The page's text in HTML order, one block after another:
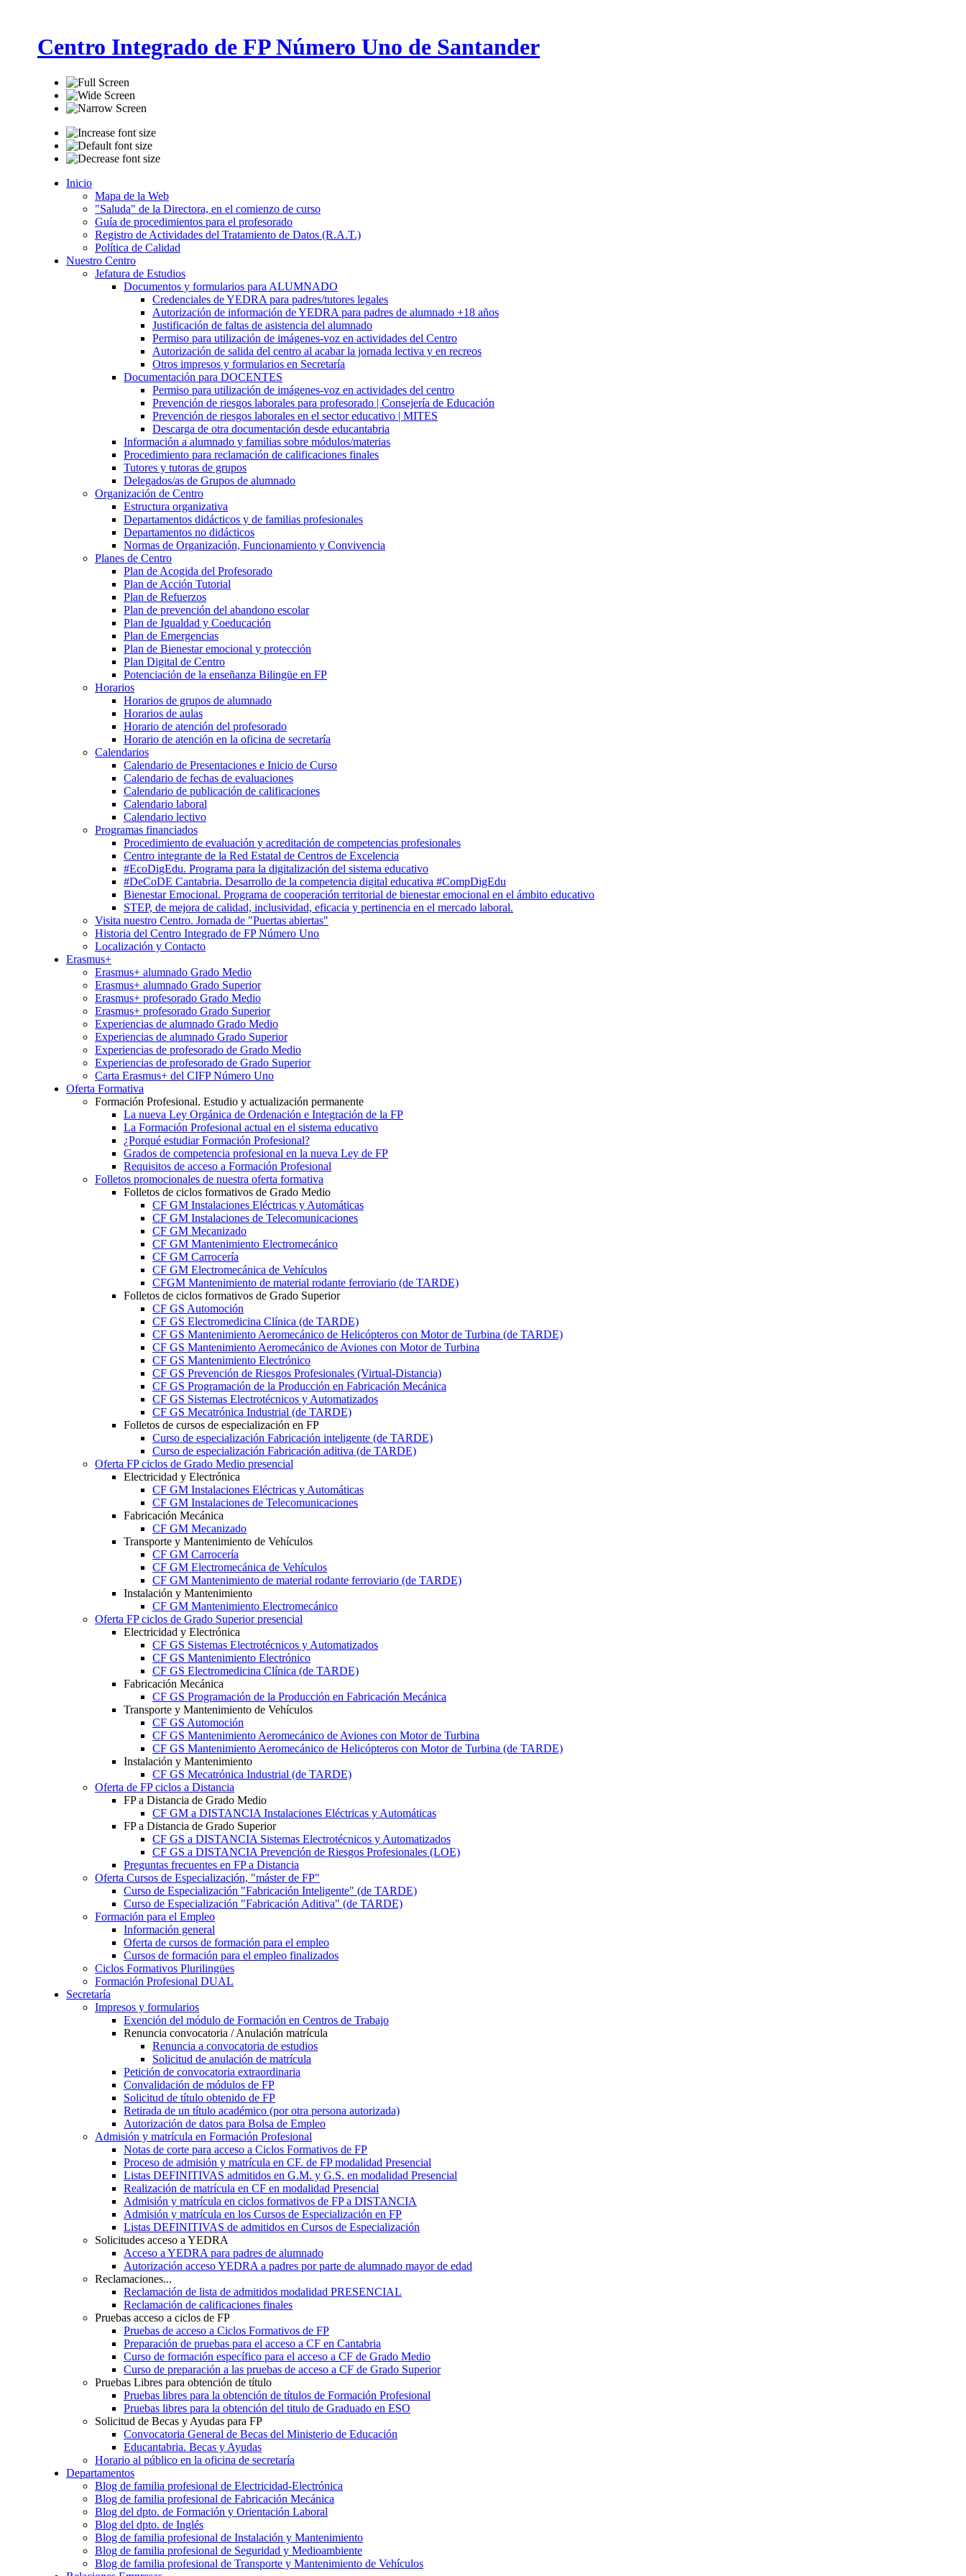
Centro Integrado de FP Número Uno de Santander
Inicio
Mapa de la Web
"Saluda" de la Directora, en el comienzo de curso
Guía de procedimientos para el profesorado
Registro de Actividades del Tratamiento de Datos (R.A.T.)
Política de Calidad
Nuestro Centro
Jefatura de Estudios
Documentos y formularios para ALUMNADO
Credenciales de YEDRA para padres/tutores legales
Autorización de información de YEDRA para padres de alumnado +18 años
Justificación de faltas de asistencia del alumnado
Permiso para utilización de imágenes-voz en actividades del Centro
Autorización de salida del centro al acabar la jornada lectiva y en recreos
Otros impresos y formularios en Secretaría
Documentación para DOCENTES
Permiso para utilización de imágenes-voz en actividades del centro
Prevención de riesgos laborales para profesorado | Consejería de Educación
Prevención de riesgos laborales en el sector educativo | MITES
Descarga de otra documentación desde educantabria
Información a alumnado y familias sobre módulos/materias
Procedimiento para reclamación de calificaciones finales
Tutores y tutoras de grupos
Delegados/as de Grupos de alumnado
Organización de Centro
Estructura organizativa
Departamentos didácticos y de familias profesionales
Departamentos no didácticos
Normas de Organización, Funcionamiento y Convivencia
Planes de Centro
Plan de Acogida del Profesorado
Plan de Acción Tutorial
Plan de Refuerzos
Plan de prevención del abandono escolar
Plan de Igualdad y Coeducación
Plan de Emergencias
Plan de Bienestar emocional y protección
Plan Digital de Centro
Potenciación de la enseñanza Bilingüe en FP
Horarios
Horarios de grupos de alumnado
Horarios de aulas
Horario de atención del profesorado
Horario de atención en la oficina de secretaría
Calendarios
Calendario de Presentaciones e Inicio de Curso
Calendario de fechas de evaluaciones
Calendario de publicación de calificaciones
Calendario laboral
Calendario lectivo
Programas financiados
Procedimiento de evaluación y acreditación de competencias profesionales
Centro integrante de la Red Estatal de Centros de Excelencia
#EcoDigEdu. Programa para la digitalización del sistema educativo
#DeCoDE Cantabria. Desarrollo de la competencia digital educativa #CompDigEdu
Bienestar Emocional. Programa de cooperación territorial de bienestar emocional en el ámbito educativo
STEP, de mejora de calidad, inclusividad, eficacia y pertinencia en el mercado laboral.
Visita nuestro Centro. Jornada de "Puertas abiertas"
Historia del Centro Integrado de FP Número Uno
Localización y Contacto
Erasmus+
Erasmus+ alumnado Grado Medio
Erasmus+ alumnado Grado Superior
Erasmus+ profesorado Grado Medio
Erasmus+ profesorado Grado Superior
Experiencias de alumnado Grado Medio
Experiencias de alumnado Grado Superior
Experiencias de profesorado de Grado Medio
Experiencias de profesorado de Grado Superior
Carta Erasmus+ del CIFP Número Uno
Oferta Formativa
Formación Profesional. Estudio y actualización permanente
La nueva Ley Orgánica de Ordenación e Integración de la FP
La Formación Profesional actual en el sistema educativo
¿Porqué estudiar Formación Profesional?
Grados de competencia profesional en la nueva Ley de FP
Requisitos de acceso a Formación Profesional
Folletos promocionales de nuestra oferta formativa
Folletos de ciclos formativos de Grado Medio
CF GM Instalaciones Eléctricas y Automáticas
CF GM Instalaciones de Telecomunicaciones
CF GM Mecanizado
CF GM Mantenimiento Electromecánico
CF GM Carrocería
CF GM Electromecánica de Vehículos
CFGM Mantenimiento de material rodante ferroviario (de TARDE)
Folletos de ciclos formativos de Grado Superior
CF GS Automoción
CF GS Electromedicina Clínica (de TARDE)
CF GS Mantenimiento Aeromecánico de Helicópteros con Motor de Turbina (de TARDE)
CF GS Mantenimiento Aeromecánico de Aviones con Motor de Turbina
CF GS Mantenimiento Electrónico
CF GS Prevención de Riesgos Profesionales (Virtual-Distancia)
CF GS Programación de la Producción en Fabricación Mecánica
CF GS Sistemas Electrotécnicos y Automatizados
CF GS Mecatrónica Industrial (de TARDE)
Folletos de cursos de especialización en FP
Curso de especialización Fabricación inteligente (de TARDE)
Curso de especialización Fabricación aditiva (de TARDE)
Oferta FP ciclos de Grado Medio presencial
Electricidad y Electrónica
CF GM Instalaciones Eléctricas y Automáticas
CF GM Instalaciones de Telecomunicaciones
Fabricación Mecánica
CF GM Mecanizado
Transporte y Mantenimiento de Vehículos
CF GM Carrocería
CF GM Electromecánica de Vehículos
CF GM Mantenimiento de material rodante ferroviario (de TARDE)
Instalación y Mantenimiento
CF GM Mantenimiento Electromecánico
Oferta FP ciclos de Grado Superior presencial
Electricidad y Electrónica
CF GS Sistemas Electrotécnicos y Automatizados
CF GS Mantenimiento Electrónico
CF GS Electromedicina Clínica (de TARDE)
Fabricación Mecánica
CF GS Programación de la Producción en Fabricación Mecánica
Transporte y Mantenimiento de Vehículos
CF GS Automoción
CF GS Mantenimiento Aeromecánico de Aviones con Motor de Turbina
CF GS Mantenimiento Aeromecánico de Helicópteros con Motor de Turbina (de TARDE)
Instalación y Mantenimiento
CF GS Mecatrónica Industrial (de TARDE)
Oferta de FP ciclos a Distancia
FP a Distancia de Grado Medio
CF GM a DISTANCIA Instalaciones Eléctricas y Automáticas
FP a Distancia de Grado Superior
CF GS a DISTANCIA Sistemas Electrotécnicos y Automatizados
CF GS a DISTANCIA Prevención de Riesgos Profesionales (LOE)
Preguntas frecuentes en FP a Distancia
Oferta Cursos de Especialización, "máster de FP"
Curso de Especialización "Fabricación Inteligente" (de TARDE)
Curso de Especialización "Fabricación Aditiva" (de TARDE)
Formación para el Empleo
Información general
Oferta de cursos de formación para el empleo
Cursos de formación para el empleo finalizados
Ciclos Formativos Plurilingües
Formación Profesional DUAL
Secretaría
Impresos y formularios
Exención del módulo de Formación en Centros de Trabajo
Renuncia convocatoria / Anulación matrícula
Renuncia a convocatoria de estudios
Solicitud de anulación de matrícula
Petición de convocatoria extraordinaria
Convalidación de módulos de FP
Solicitud de título obtenido de FP
Retirada de un título académico (por otra persona autorizada)
Autorización de datos para Bolsa de Empleo
Admisión y matrícula en Formación Profesional
Notas de corte para acceso a Ciclos Formativos de FP
Proceso de admisión y matrícula en CF. de FP modalidad Presencial
Listas DEFINITIVAS admitidos en G.M. y G.S. en modalidad Presencial
Realización de matrícula en CF en modalidad Presencial
Admisión y matrícula en ciclos formativos de FP a DISTANCIA
Admisión y matrícula en los Cursos de Especialización en FP
Listas DEFINITIVAS de admitidos en Cursos de Especialización
Solicitudes acceso a YEDRA
Acceso a YEDRA para padres de alumnado
Autorización acceso YEDRA a padres por parte de alumnado mayor de edad
Reclamaciones...
Reclamación de lista de admitidos modalidad PRESENCIAL
Reclamación de calificaciones finales
Pruebas acceso a ciclos de FP
Pruebas de acceso a Ciclos Formativos de FP
Preparación de pruebas para el acceso a CF en Cantabria
Curso de formación específico para el acceso a CF de Grado Medio
Curso de preparación a las pruebas de acceso a CF de Grado Superior
Pruebas Libres para obtención de título
Pruebas libres para la obtención de títulos de Formación Profesional
Pruebas libres para la obtención del titulo de Graduado en ESO
Solicitud de Becas y Ayudas para FP
Convocatoria General de Becas del Ministerio de Educación
Educantabria. Becas y Ayudas
Horario al público en la oficina de secretaría
Departamentos
Blog de familia profesional de Electricidad-Electrónica
Blog de familia profesional de Fabricación Mecánica
Blog del dpto. de Formación y Orientación Laboral
Blog del dpto. de Inglés
Blog de familia profesional de Instalación y Mantenimiento
Blog de familia profesional de Seguridad y Medioambiente
Blog de familia profesional de Transporte y Mantenimiento de Vehículos